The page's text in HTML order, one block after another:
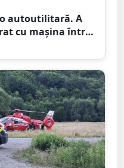
autoutilitară. A
cu mașina într-o
o